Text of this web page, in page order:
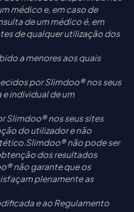
médico e, em caso de
de um médico é, em
de qualquer utilização dos
a menores aos quais
por Slimdoo® nos seus
individual de um
Slimdoo® nos seus sites
do utilizador e não
não pode ser
dos resultados
não garante que os
plenamente as
e ao Regulamento